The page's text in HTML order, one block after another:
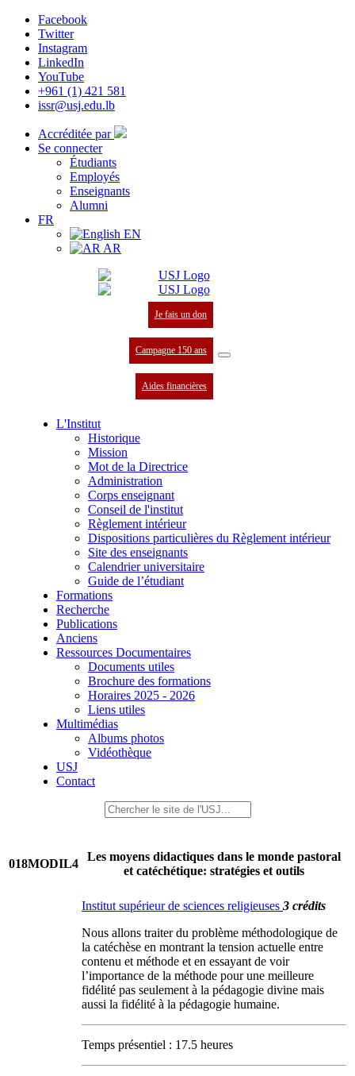
Facebook
Twitter
Instagram
LinkedIn
YouTube
+961 (1) 421 581
issr@usj.edu.lb
Accréditée par
Se connecter
Étudiants
Employés
Enseignants
Alumni
FR
EN
AR
Je fais un don
Campagne 150 ans
Aides financières
L'Institut
Historique
Mission
Mot de la Directrice
Administration
Corps enseignant
Conseil de l'institut
Règlement intérieur
Dispositions particulières du Règlement intérieur
Site des enseignants
Calendrier universitaire
Guide de l’étudiant
Formations
Recherche
Publications
Anciens
Ressources Documentaires
Documents utiles
Brochure des formations
Horaires 2025 - 2026
Liens utiles
Multimédias
Albums photos
Vidéothèque
USJ
Contact
018MODIL4
Les moyens didactiques dans le monde pastoral
et catéchétique: stratégies et outils
Institut supérieur de sciences religieuses 3 crédits
Nous allons traiter du problème méthodologique de
la catéchèse en montrant la tension actuelle entre
contenu et méthode et en essayant de voir
l’importance de la méthode pour une meilleure
fidélité pas seulement à la pédagogie divine mais
aussi la fidélité à la pédagogie humaine.
Temps présentiel : 17.5 heures